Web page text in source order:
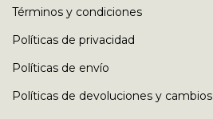
Términos y condiciones
Políticas de privacidad
Políticas de envío
Políticas de devoluciones y cambios